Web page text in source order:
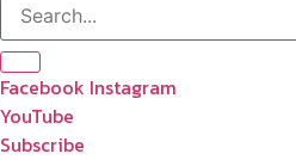
Facebook Instagram
YouTube
Subscribe